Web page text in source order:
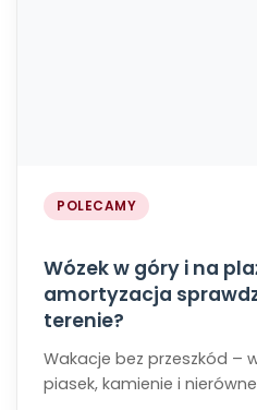
POLECAMY
Wózek w góry i na
amortyzacja
terenie?
Wakacje bez przeszkód –
piasek, kamienie i